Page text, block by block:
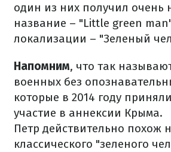
один из них получил очень
название – "Little green
локализации – "Зеленый
Напомним, что так
военных без
которые в 2014 году
участие в аннексии Крыма.
Петр действительно похож
классического "зеленого